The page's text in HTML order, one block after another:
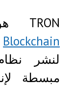
TRON هو بروتوكول
Blockchain
لنشر
مبسطة